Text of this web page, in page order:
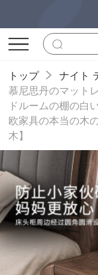
トップ
ナイト
慕尼思丹のマット
ドルームの棚の白
欧家具の本当の木
木】